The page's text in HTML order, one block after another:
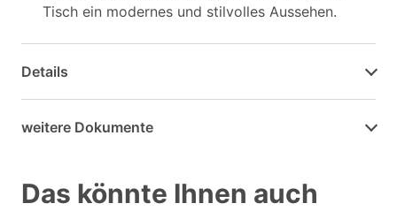
Tisch ein modernes und stilvolles Aussehen.
Details
weitere Dokumente
Das könnte Ihnen auch